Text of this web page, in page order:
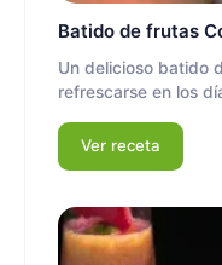
Batido de frutas
Un delicioso batido
refrescarse en los
Ver receta